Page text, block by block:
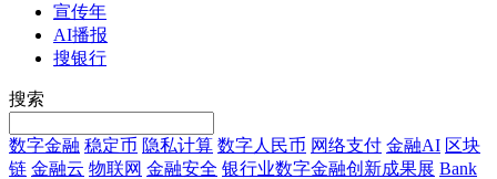
宣传年
AI播报
搜银行
搜索
数字金融 稳定币 隐私计算 数字人民币 网络支付 金融AI 区块
链 金融云 物联网 金融安全 银行业数字金融创新成果展 Bank